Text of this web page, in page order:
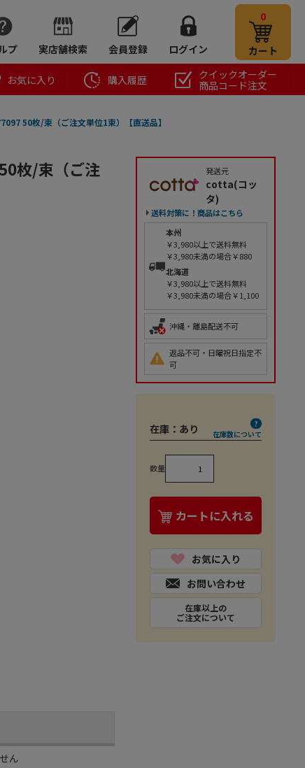
プ 実店舗検索 会員登録 ログイン
0
カート
お気に入り 購入履歴
クイックオーダー
商品コード注文
50枚/束（ご注文単位1束）【直送品】
枚/束（ご注
ん
発送元
cotta(コッ
タ)
送料対策に！商品はこちら
本州
￥3,980以上で送料無料
￥3,980未満の場合￥880
北海道
￥3,980以上で送料無料
￥3,980未満の場合￥1,100
沖縄・離島配送不可
返品不可・日曜祝日指定不
可
在庫： あり 在庫数について
数量
カートに入れる
お気に入り
お問い合わせ
在庫以上の
ご注文について